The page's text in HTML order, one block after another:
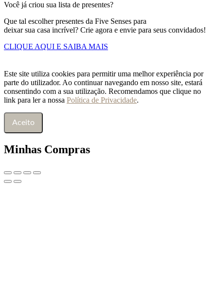
Você já criou sua lista de presentes?
Que tal escolher presentes da Five Senses para
deixar sua casa incrível? Crie agora e envie para seus convidados!
CLIQUE AQUI E SAIBA MAIS
Este site utiliza cookies para permitir uma melhor experiência por
parte do utilizador. Ao continuar navegando em nosso site, estará
consentindo com a sua utilização. Recomendamos que clique no
link para ler a nossa Política de Privacidade.
Aceito
Minhas Compras